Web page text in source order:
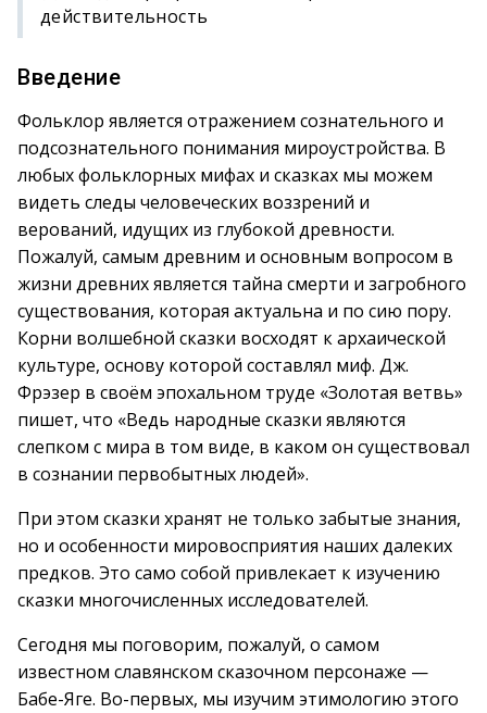
действительность
Введение
Фольклор является отражением сознательного и
подсознательного понимания мироустройства. В
любых фольклорных мифах и сказках мы можем
видеть следы человеческих воззрений и
верований, идущих из глубокой древности.
Пожалуй, самым древним и основным вопросом в
жизни древних является тайна смерти и загробного
существования, которая актуальна и по сию пору.
Корни волшебной сказки восходят к архаической
культуре, основу которой составлял миф. Дж.
Фрэзер в своём эпохальном труде «Золотая ветвь»
пишет, что «Ведь народные сказки являются
слепком с мира в том виде, в каком он существовал
в сознании первобытных людей».
При этом сказки хранят не только забытые знания,
но и особенности мировосприятия наших далеких
предков. Это само собой привлекает к изучению
сказки многочисленных исследователей.
Сегодня мы поговорим, пожалуй, о самом
известном славянском сказочном персонаже —
Бабе-Яге. Во-первых, мы изучим этимологию этого